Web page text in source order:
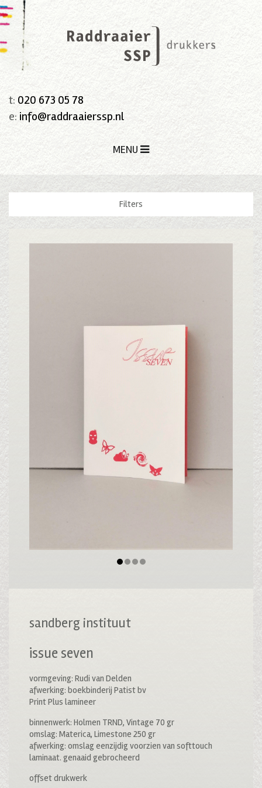
t: 020 673 05 78
e: info@raddraaierssp.nl
MENU
Filters
sandberg instituut
issue seven
vormgeving: Rudi van Delden
afwerking: boekbinderij Patist bv
Print Plus lamineer
binnenwerk: Holmen TRND, Vintage 70 gr
omslag: Materica, Limestone 250 gr
afwerking: omslag eenzijdig voorzien van softtouch
laminaat. genaaid gebrocheerd
offset drukwerk